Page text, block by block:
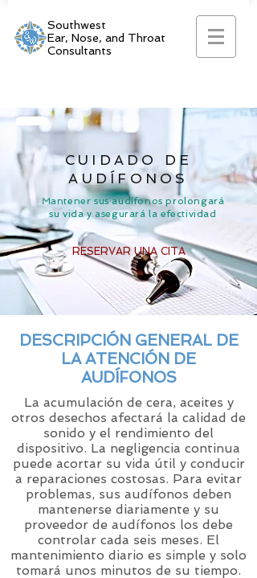
Southwest
Ear, Nose, and Throat
Consultants
CUIDADO DE
AUDÍFONOS
Mantener sus audífonos prolongará
su vida y asegurará la efectividad
RESERVAR UNA CITA
DESCRIPCIÓN GENERAL DE
LA ATENCIÓN DE
AUDÍFONOS
La acumulación de cera, aceites y
otros desechos afectará la calidad de
sonido y el rendimiento del
dispositivo. La negligencia continua
puede acortar su vida útil y conducir
a reparaciones costosas. Para evitar
problemas, sus audífonos deben
mantenerse diariamente y su
proveedor de audífonos los debe
controlar cada seis meses. El
mantenimiento diario es simple y solo
tomará unos minutos de su tiempo.